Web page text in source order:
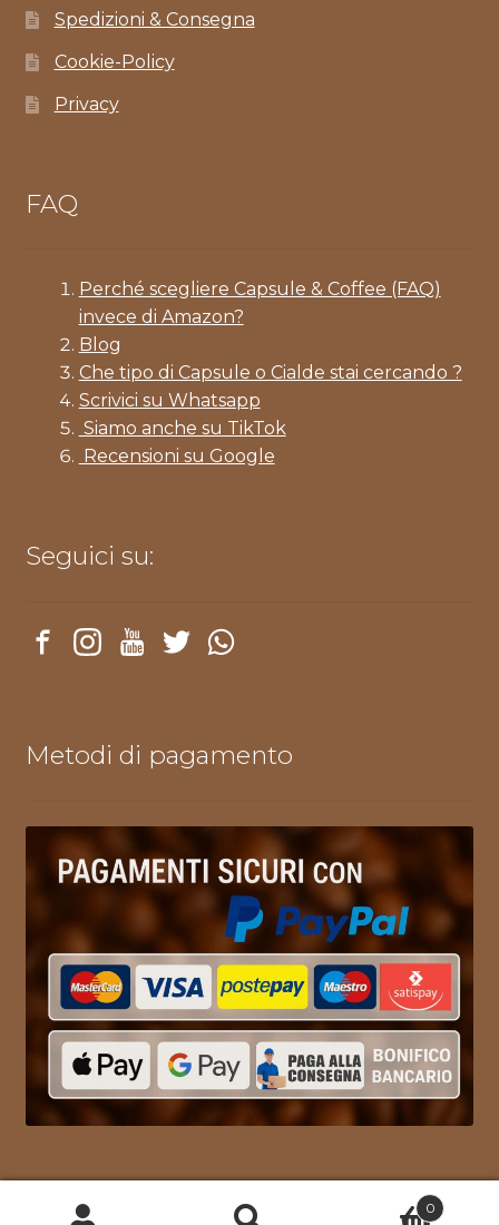
Spedizioni & Consegna
Cookie-Policy
Privacy
FAQ
Perché scegliere Capsule & Coffee (FAQ)
invece di Amazon?
Blog
Che tipo di Capsule o Cialde stai cercando ?
Scrivici su Whatsapp
Siamo anche su TikTok
Recensioni su Google
Seguici su:
Metodi di pagamento
0